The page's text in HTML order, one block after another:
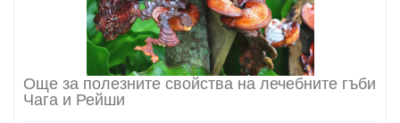
Още за полезните свойства на лечебните гъби
Чага и Рейши